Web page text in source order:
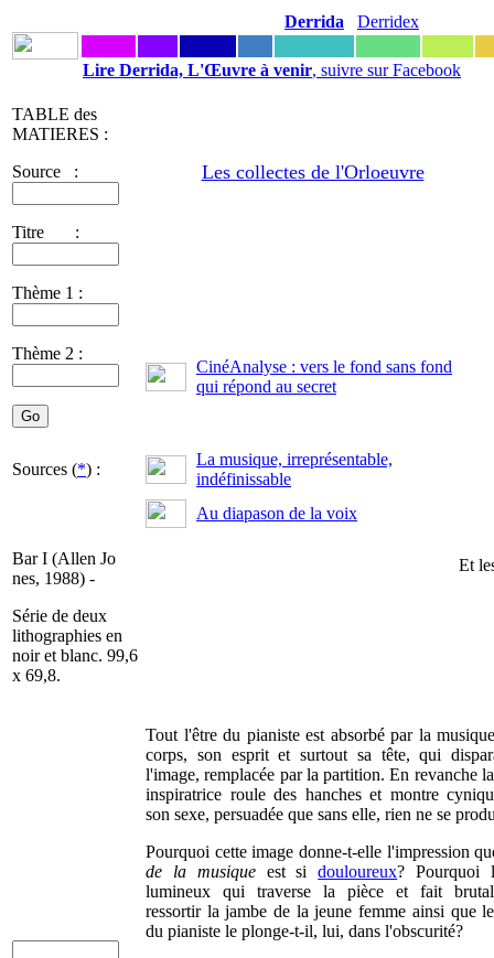
Derrida Derridex
Lire Derrida, L'Œuvre à venir, suivre sur Facebook
TABLE des
MATIERES :
Source :
Titre :
Thème 1 :
Thème 2 :
Les collectes de l'Orloeuvre
CinéAnalyse : vers le fond sans fond
qui répond au secret
Sources (*) :
La musique, irreprésentable,
indéfinissable
Bar I (Allen Jo
nes, 1988) -
Série de deux
lithographies en
noir et blanc. 99,6
x 69,8.
Au diapason de la voix
Et
Tout l'être du pianiste est absorbé par la
corps, son esprit et surtout sa tête, qui
l'image, remplacée par la partition. En revanche
inspiratrice roule des hanches et montre
son sexe, persuadée que sans elle, rien ne se
Pourquoi cette image donne-t-elle l'impression
de la musiqueest sidouloureux? Pourquoi
lumineux qui traverse la pièce et fait
ressortir la jambe de la jeune femme ainsi que
du pianiste le plonge-t-il, lui, dans l'obscurité?